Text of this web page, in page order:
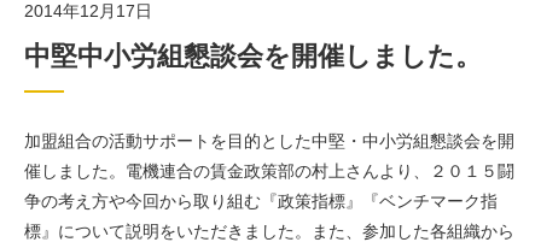
2014年12月17日
中堅中小労組懇談会を開催しました。
加盟組合の活動サポートを目的とした中堅・中小労組懇談会を開
催しました。電機連合の賃金政策部の村上さんより、２０１５闘
争の考え方や今回から取り組む『政策指標』『ベンチマーク指
標』について説明をいただきました。また、参加した各組織から